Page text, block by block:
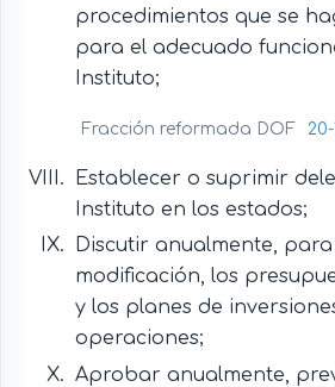
procedimientos que se
para el adecuado
Instituto;
Fracción reformada DOF 20-
Establecer o suprimir
Instituto en los estados;
Discutir anualmente,
modificación, los
y los planes de
operaciones;
Aprobar anualmente,